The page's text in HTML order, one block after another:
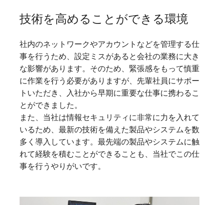
技術を高めることができる環境
社内のネットワークやアカウントなどを管理する仕
事を行うため、設定ミスがあると会社の業務に大き
な影響があります。そのため、緊張感をもって慎重
に作業を行う必要がありますが、先輩社員にサポー
トいただき、入社から早期に重要な仕事に携わるこ
とができました。
また、当社は情報セキュリティに非常に力を入れて
いるため、最新の技術を備えた製品やシステムを数
多く導入しています。最先端の製品やシステムに触
れて経験を積むことができることも、当社でこの仕
事を行うやりがいです。